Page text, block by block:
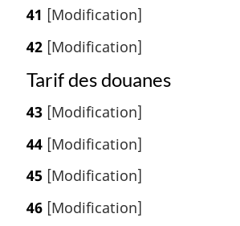
41 [Modification]
42 [Modification]
Tarif des douanes
43 [Modification]
44 [Modification]
45 [Modification]
46 [Modification]